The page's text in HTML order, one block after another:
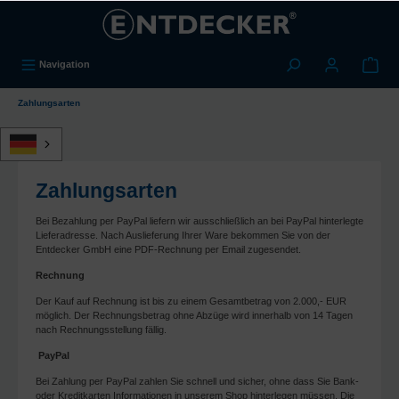
Navigation
Zahlungsarten
Zahlungsarten
Bei Bezahlung per PayPal liefern wir ausschließlich an bei PayPal hinterlegte
Lieferadresse. Nach Auslieferung Ihrer Ware bekommen Sie von der
Entdecker GmbH eine PDF-Rechnung per Email zugesendet.
Rechnung
Der Kauf auf Rechnung ist bis zu einem Gesamtbetrag von 2.000,- EUR
möglich. Der Rechnungsbetrag ohne Abzüge wird innerhalb von 14 Tagen
nach Rechnungsstellung fällig.
PayPal
Bei Zahlung per PayPal zahlen Sie schnell und sicher, ohne dass Sie Bank-
oder Kreditkarten Informationen in unserem Shop hinterlegen müssen. Die